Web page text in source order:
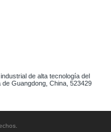
de alta tecnología del
Guangdong, China, 523429